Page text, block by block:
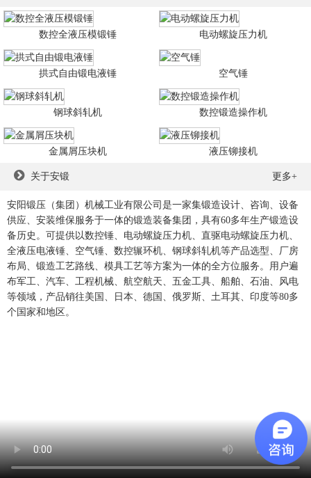
数控全液压模锻锤 电动螺旋压力机
拱式自由锻电液锤 空气锤
钢球斜轧机 数控锻造操作机
金属屑压块机 液压铆接机
关于安锻 更多+
安阳锻压（集团）机械工业有限公司是一家集锻造设计、咨询、设备
供应、安装维保服务于一体的锻造装备集团，具有60多年生产锻造设
备历史。可提供以数控锤、电动螺旋压力机、直驱电动螺旋压力机、
全液压电液锤、空气锤、数控辗环机、钢球斜轧机等产品选型、厂房
布局、锻造工艺路线、模具工艺等方案为一体的全方位服务。用户遍
布军工、汽车、工程机械、航空航天、五金工具、船舶、石油、风电
等领域，产品销往美国、日本、德国、俄罗斯、土耳其、印度等80多
个国家和地区。